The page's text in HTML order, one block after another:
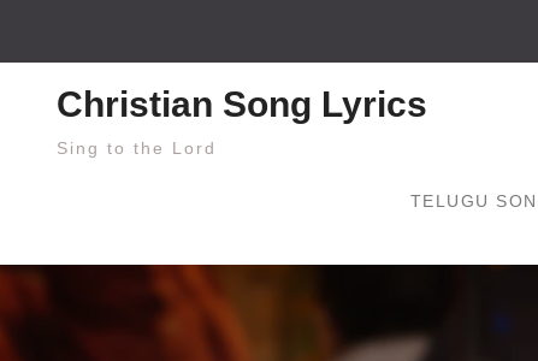
Christian Song Lyrics
Sing to the Lord
TELUGU